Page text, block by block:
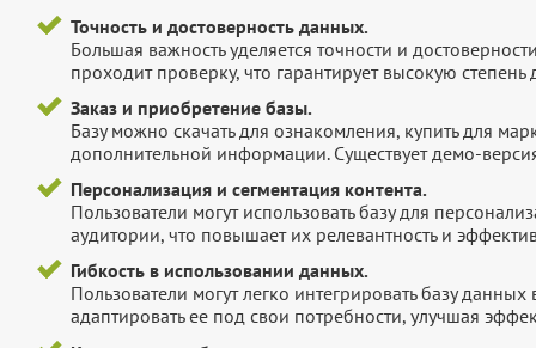
Точность и достоверность данных.
Большая важность уделяется точности и
проходит проверку, что гарантирует высокую
Заказ и приобретение базы.
Базу можно скачать для ознакомления, купить для
дополнительной информации. Существует демо-
Персонализация и сегментация контента.
Пользователи могут использовать базу для
аудитории, что повышает их релевантность и
Гибкость в использовании данных.
Пользователи могут легко интегрировать базу
адаптировать ее под свои потребности, улучшая